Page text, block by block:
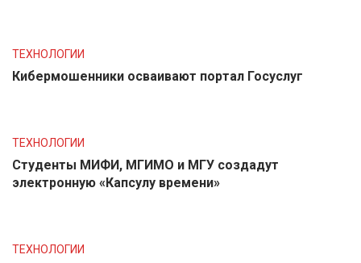
ТЕХНОЛОГИИ
Кибермошенники осваивают портал Госуслуг
ТЕХНОЛОГИИ
Студенты МИФИ, МГИМО и МГУ создадут
электронную «Капсулу времени»
ТЕХНОЛОГИИ